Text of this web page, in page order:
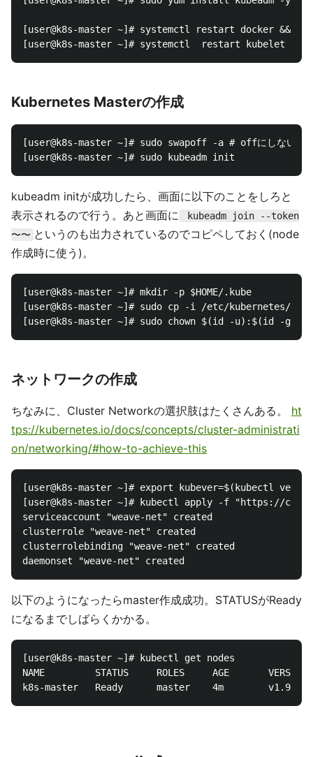
[user@k8s-master ~]# systemctl restart docker &&
Kubernetes Masterの作成
[user@k8s-master ~]# sudo swapoff -a # offにしないとエ
kubeadm initが成功したら、画面に以下のことをしろと
表示されるので行う。あと画面に
kubeadm join --token
〜〜 というのも出力されているのでコピペしておく(node
作成時に使う)。
[user@k8s-master ~]# mkdir -p $HOME/.kube
[user@k8s-master ~]# sudo cp -i /etc/kubernetes/
ネットワークの作成
ちなみに、Cluster Networkの選択肢はたくさんある。 ht
tps://kubernetes.io/docs/concepts/cluster-administrati
on/networking/#how-to-achieve-this
[user@k8s-master ~]# export kubever=$(kubectl
[user@k8s-master ~]# kubectl apply -f "https://
serviceaccount "weave-net" created
clusterrole "weave-net" created
clusterrolebinding "weave-net" created
以下のようになったらmaster作成成功。STATUSがReady
になるまでしばらくかかる。
[user@k8s-master ~]# kubectl get nodes
NAME         STATUS     ROLES     AGE       VERSION